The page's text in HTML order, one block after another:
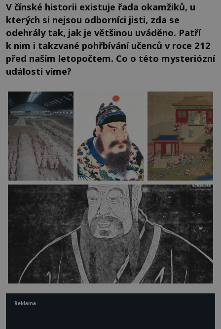
V čínské historii existuje řada okamžiků, u
kterých si nejsou odborníci jisti, zda se
odehrály tak, jak je většinou uváděno. Patří
k nim i takzvané pohřbívání učenců v roce 212
před naším letopočtem. Co o této mysteriózní
události víme?
Reklama